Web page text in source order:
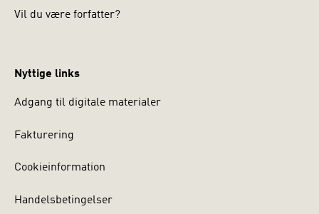
Vil du være forfatter?
Nyttige links
Adgang til digitale materialer
Fakturering
Cookieinformation
Handelsbetingelser